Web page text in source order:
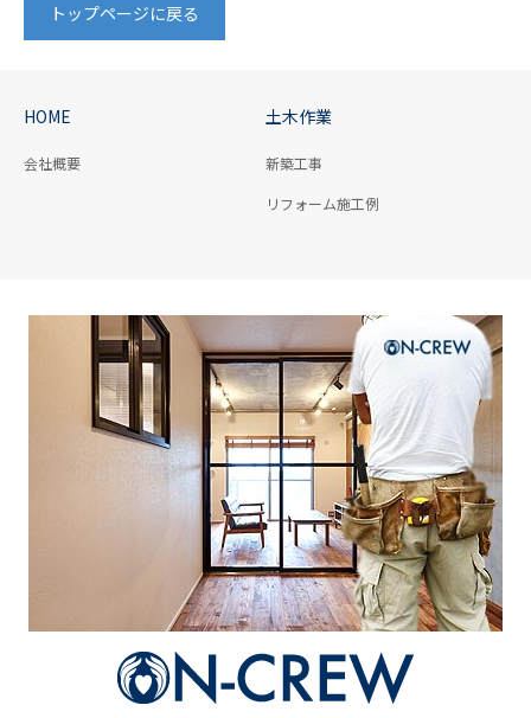
トップページに戻る
HOME
会社概要
土木作業
新築工事
リフォーム施工例